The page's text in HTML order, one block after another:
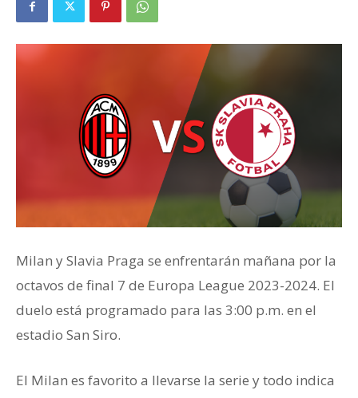
Milan y Slavia Praga se enfrentarán mañana por la
octavos de final 7 de Europa League 2023-2024. El
duelo está programado para las 3:00 p.m. en el
estadio San Siro.
El Milan es favorito a llevarse la serie y todo indica